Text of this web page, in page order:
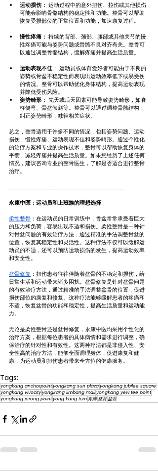
运动损伤： 运动过程中的意外扭伤、拉伤或其他损伤
可能会影响骨骼结构的稳定性和功能。整骨可以帮助
恢复受损部位的正常位置和功能，加速康复过程。
慢性疼痛： 持续的背部、颈部、腰部或其他关节的慢
性疼痛可能与姿势问题或骨骼不良对齐有关。整骨可
以通过调整骨骼结构，缓解疼痛并提高生活质量。
运动表现不佳 ： 运动员或体育爱好者可能由于不良的
姿势或骨盆不稳定性而表现出运动效率低下或易受伤
的情况。整骨可以帮助优化身体结构，提高运动表现
并降低受伤风险。
姿势畸形： 先天或后天因素可能导致姿势畸形，如脊
柱侧弯、骨盆倾斜等。整骨可以通过调整骨骼结构，
纠正姿势畸形，减轻相关症状。
总之，整骨适用于许多不同的情况，包括姿势问题、运动
损伤、慢性疼痛、运动表现不佳和姿势畸形。通过个性化
的治疗方案和专业的操作技术，整骨可以帮助恢复身体的
平衡、减轻疼痛并提高生活质量。如果您经历了上述任何
情况，建议咨询专业的整骨医生，了解是否适合进行整骨
治疗。
永康中医：运动员和上班族的理想选择
柔性整骨 ：在运动员的日常训练中，骨盆常常承受着巨大
的压力和负荷，容易出现不适和损伤。柔性整骨是一种针
对骨盆问题的有效治疗方法，通过精准的手法调整骨盆的
位置，恢复其稳定性和灵活性。这种疗法不仅可以缓解运
动员的不适，还可以预防运动损伤的发生，提高运动效率
和安全性。
盆骨修复 ：扭伤患者往往伴随着盆骨的不稳定和损伤，给
日常生活和运动带来诸多困扰。盆骨修复是针对盆骨问题
的有效治疗方法，通过精准的手法调整盆骨的位置，促进
损伤部位的康复和修复。这种疗法能够缓解患者的疼痛和
不适，恢复盆骨的功能和稳定性，提高生活质量和运动能
力。
无论是柔性整骨还是盆骨修复，永康中医均采用个性化的
治疗方案，根据每位患者的具体病情和需求进行调整，确
保治疗的针对性和有效性。这两种疗法都是非侵入性、安
全性高的治疗方法，能够全面调理身体，促进康复和健
康，为运动员和扭伤患者带来全方位的健康服务。
Tags:
yongkang anchorpointyongkang sun plazayongkang jubilee square
yongkang vivocityyongkang limbang mallyongkang yew tee point
yongkang jurong pointyong kang tcm 疼痛 整骨 盆骨